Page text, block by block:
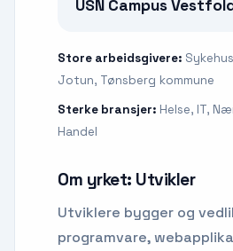
USN Campus
Store arbeidsgivere:
Jotun, Tønsberg kommune
Sterke bransjer: Helse, IT,
Handel
Om yrket: Utvikler
Utviklere bygger og
programvare,